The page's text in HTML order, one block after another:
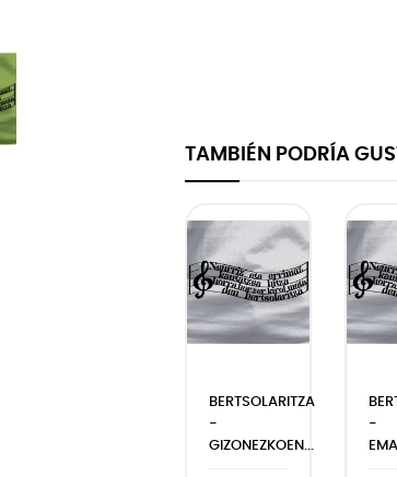
TAMBIÉN PODRÍA
BERTSOLARITZA
-
GIZONEZKOEN...
-